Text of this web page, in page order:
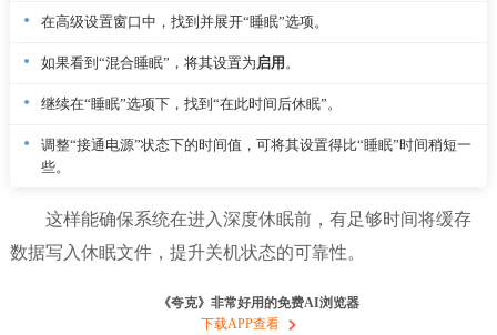
在高级设置窗口中，找到并展开“睡眠”选项。
如果看到“混合睡眠”，将其设置为 启用 。
继续在“睡眠”选项下，找到“在此时间后休眠”。
调整“接通电源”状态下的时间值，可将其设置得比“睡眠”时间稍短一
些。
这样能确保系统在进入深度休眠前，有足够时间将缓存
数据写入休眠文件，提升关机状态的可靠性。
《夸克》非常好用的免费AI浏览器
下载APP查看